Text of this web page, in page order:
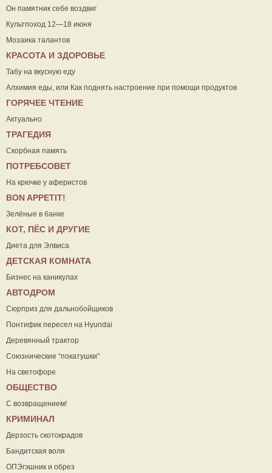
Он памятник себе воздвиг
Культпоход 12—18 июня
Мозаика талантов
КРАСОТА И ЗДОРОВЬЕ
Табу на вкусную еду
Алхимия еды, или Как поднять настроение при помощи продуктов
ГОРЯЧЕЕ ЧТЕНИЕ
Актуально
ТРАГЕДИЯ
Скорбная память
ПОТРЕБСОВЕТ
На крючке у аферистов
ВON APPETIT!
Зелёные в банке
КОТ, ПЁС И ДРУГИЕ
Диета для Элвиса
ДЕТСКАЯ КОМНАТА
Бизнес на каникулах
АВТОДРОМ
Сюрприз для дальнобойщиков
Понтифик пересел на Hyundai
Деревянный трактор
Союзнические “покатушки”
На светофоре
ОБЩЕСТВО
С возвращением!
КРИМИНАЛ
Дерзость скотокрадов
Бандитская воля
ОПЭгэшник и обрез